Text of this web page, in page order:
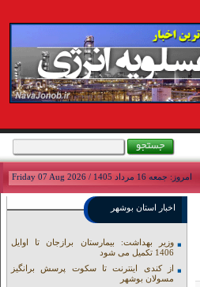
امروز: جمعه 16 مرداد 1405 / Friday 07 Aug 2026
اخبار استان بوشهر
وزیر بهداشت: بیمارستان برازجان تا اوایل
1406 تکمیل می شود
از کندی اینترنت تا سکوت پرسش برانگیز
مسولان بوشهر